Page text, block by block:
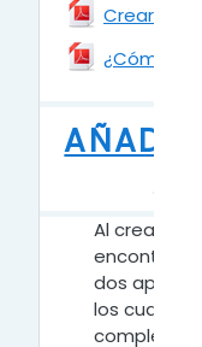
Crear un
¿Cómo
AÑADIR
Al crear
dos
los cuales
completar